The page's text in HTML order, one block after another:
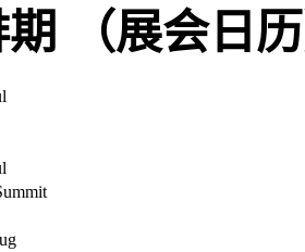
（展会日